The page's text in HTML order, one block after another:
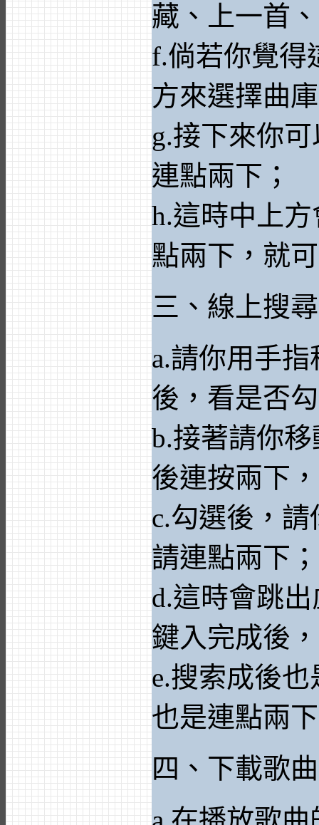
藏、上一首
f.倘若你覺得
方來選擇曲
g.接下來你
連點兩下；
h.這時中上
點兩下，就
三、線上搜
a.請你用手
後，看是否
b.接著請你
後連按兩下
c.勾選後，
請連點兩下；
d.這時會跳
鍵入完成後
e.搜索成後
也是連點兩
四、下載歌曲